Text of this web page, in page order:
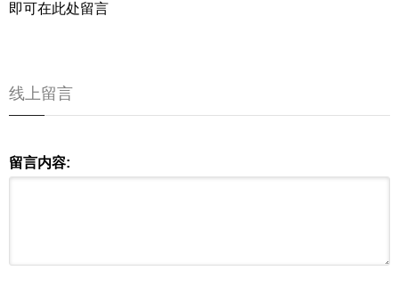
即可在此处留言
线上留言
留言内容: